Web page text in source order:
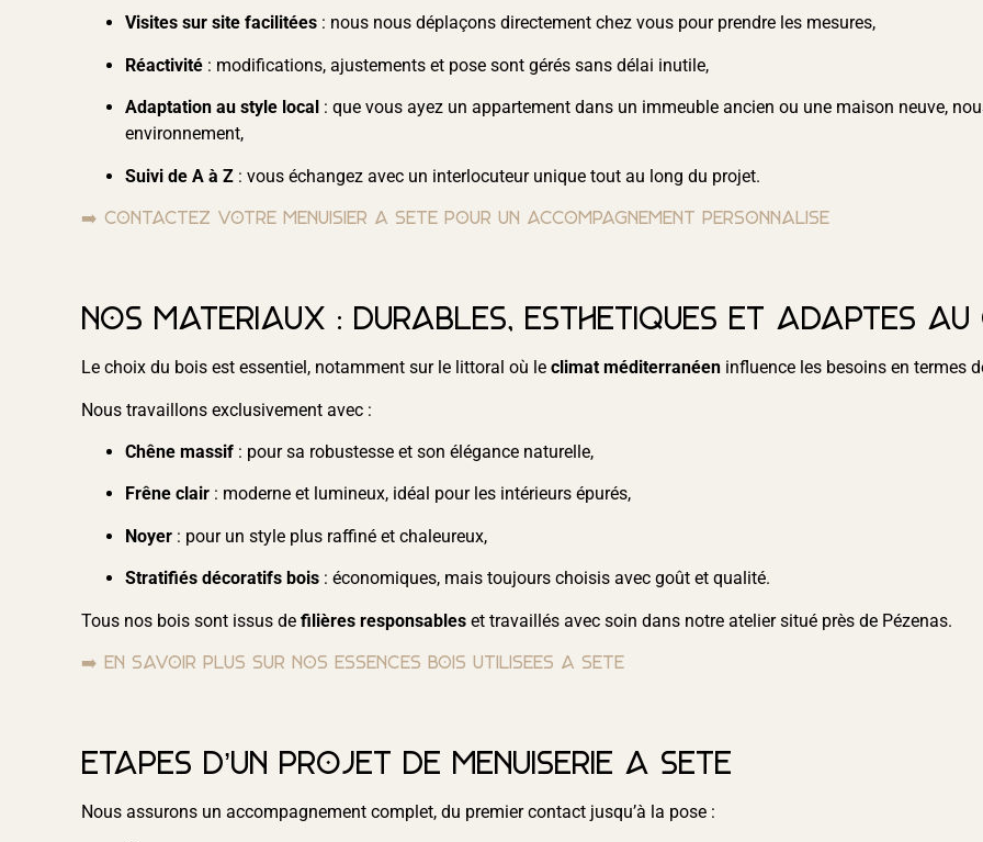
Visites sur site facilitées : nous nous déplaçons directement chez vous pour prendre les mesures,
Réactivité : modifications, ajustements et pose sont gérés sans délai inutile,
Adaptation au style local : que vous ayez un appartement dans un immeuble ancien ou une maison neuve,
environnement,
Suivi de A à Z : vous échangez avec un interlocuteur unique tout au long du projet.
➡️ Contactez votre menuisier à Sète pour un accompagnement personnalisé
Nos matériaux : durables, esthétiques et adaptés au
Le choix du bois est essentiel, notamment sur le littoral où le climat méditerranéen influence les besoins en termes
Nous travaillons exclusivement avec :
Chêne massif : pour sa robustesse et son élégance naturelle,
Frêne clair : moderne et lumineux, idéal pour les intérieurs épurés,
Noyer : pour un style plus raffiné et chaleureux,
Stratifiés décoratifs bois : économiques, mais toujours choisis avec goût et qualité.
Tous nos bois sont issus de filières responsables et travaillés avec soin dans notre atelier situé près de Pézenas.
➡️ En savoir plus sur nos essences bois utilisées à Sète
Étapes d’un projet de menuiserie à Sète
Nous assurons un accompagnement complet, du premier contact jusqu’à la pose :